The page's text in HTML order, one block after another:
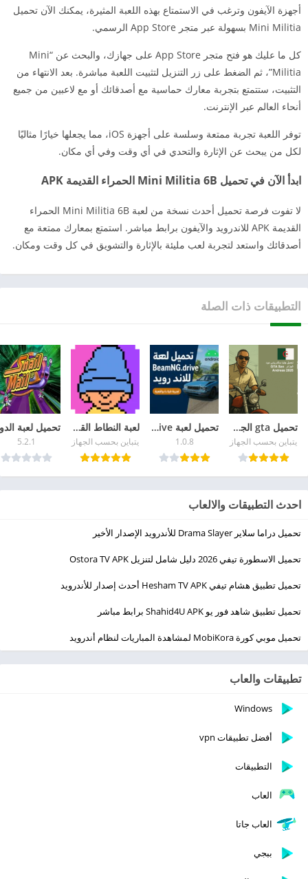
أجهزة الآيفون وترغب في الاستمتاع بهذه اللعبة المثيرة، يمكنك الآن تحميل
Mini Militia بسهولة عبر متجر App Store الرسمي.
كل ما عليك هو فتح متجر App Store على جهازك، والبحث عن “Mini
Militia”، ثم الضغط على زر التنزيل لتثبيت اللعبة مباشرة. بعد الانتهاء من
التثبيت، ستتمتع بتجربة معارك حماسية مع أصدقائك أو مع لاعبين من جميع
أنحاء العالم عبر الإنترنت.
توفر اللعبة تجربة ممتعة وسلسة على أجهزة iOS، مما يجعلها خيارًا مثاليًا
لكل من يبحث عن الإثارة والتحدي في أي وقت وفي أي مكان.
ابدأ الآن في تحميل Mini Militia 6B الحمراء القديمة APK
لا تفوت فرصة تحميل أحدث نسخة من لعبة Mini Militia 6B الحمراء
القديمة APK للاندرويد والآيفون برابط مباشر. استمتع بمعارك ممتعة مع
أصدقائك واستعد لتجربة لعب مليئة بالإثارة والتشويق في كل وقت ومكان.
التطبيقات ذات الصلة
تحميل gta الجزائر
يتباين بحسب الجهاز
تحميل لعبة BeamNG Drive للاندرويد – تجربة قيادة سيارات واقعية ومميزة
1.0.8
لعبة النطاط القديمة Icy Tower للكمبيوتر والجوال
يتباين بحسب الجهاز 5.2.1
احدث التطبيقات والالعاب
تحميل دراما سلاير Drama Slayer للأندرويد الإصدار الأخير
تحميل الاسطورة تيفي 2026 دليل شامل لتنزيل Ostora TV APK
تحميل تطبيق هشام تيفي Hesham TV APK أحدث إصدار للأندرويد
تحميل تطبيق شاهد فور يو Shahid4U APK برابط مباشر
تحميل موبي كورة MobiKora لمشاهدة المباريات لنظام أندرويد
تطبيقات والعاب
Windows
أفضل تطبيقات vpn
التطبيقات
العاب
العاب جاتا
ببجي